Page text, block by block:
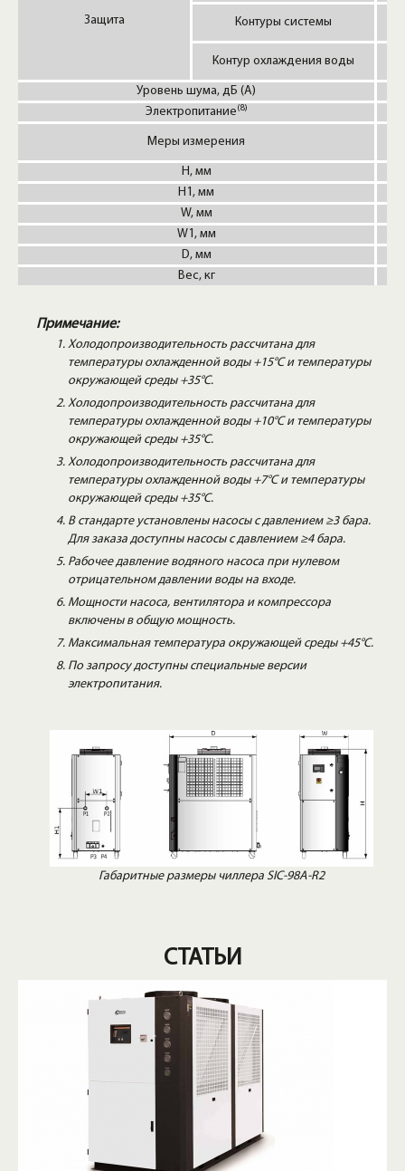
Защита Контуры системы
Контур охлаждения воды
Уровень шума, дБ (А)
Электропитание(8)
Меры измерения
H, мм
H1, мм
W, мм
W1, мм
D, мм
Вес, кг
Примечание:
Холодопроизводительность рассчитана для
температуры охлажденной воды +15°C и температуры
окружающей среды +35°C.
Холодопроизводительность рассчитана для
температуры охлажденной воды +10°C и температуры
окружающей среды +35°C.
Холодопроизводительность рассчитана для
температуры охлажденной воды +7°C и температуры
окружающей среды +35°C.
В стандарте установлены насосы с давлением ≥3 бара.
Для заказа доступны насосы с давлением ≥4 бара.
Рабочее давление водяного насоса при нулевом
отрицательном давлении воды на входе.
Мощности насоса, вентилятора и компрессора
включены в общую мощность.
Максимальная температура окружающей среды +45°C.
По запросу доступны специальные версии
электропитания.
Габаритные размеры чиллера SIC-98A-R2
СТАТЬИ